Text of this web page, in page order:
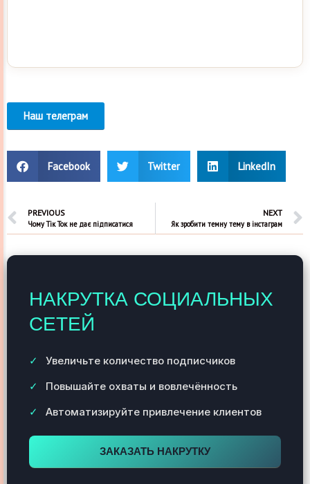
Наш телеграм
Facebook Twitter LinkedIn
PREVIOUS
Чому Тік Ток не дає підписатися
NEXT
Як зробити темну тему в інстаграм
НАКРУТКА СОЦИАЛЬНЫХ
СЕТЕЙ
Увеличьте количество подписчиков
Повышайте охваты и вовлечённость
Автоматизируйте привлечение клиентов
ЗАКАЗАТЬ НАКРУТКУ